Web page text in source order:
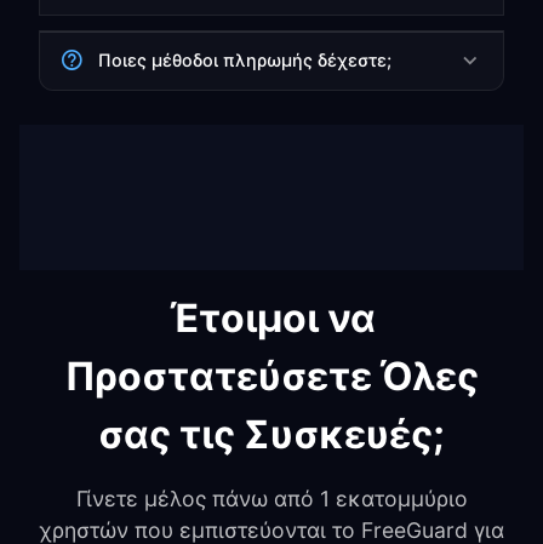
Ποιες μέθοδοι πληρωμής δέχεστε;
Έτοιμοι να
Προστατεύσετε Όλες
σας τις Συσκευές;
Γίνετε μέλος πάνω από 1 εκατομμύριο
χρηστών που εμπιστεύονται το FreeGuard για